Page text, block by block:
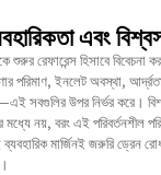
এবং
রেফারেন্স হিসাবে বিবেচনা করা
পরিমাণ, ইনলেট অবস্থা,
সবগুলির উপর নির্ভর করে।
মধ্যে নয়, বরং এই পরিবর্তনশীল
মার্জিনই জরুরি ড্রেন